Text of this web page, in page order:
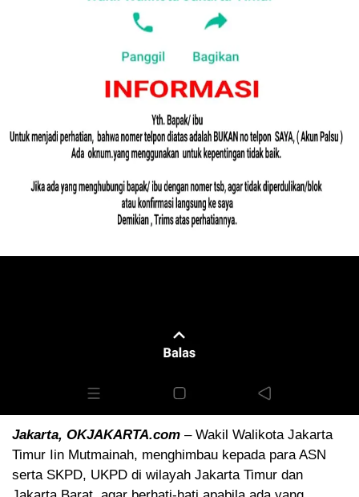
Jakarta, OKJAKARTA.com – Wakil Walikota Jakarta
Timur Iin Mutmainah, menghimbau kepada para ASN
serta SKPD, UKPD di wilayah Jakarta Timur dan